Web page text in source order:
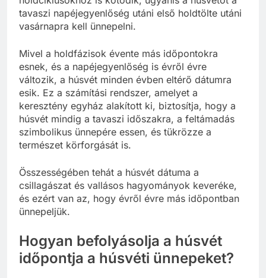
tavaszi napéjegyenlőség utáni első holdtölte utáni
vasárnapra kell ünnepelni.
Mivel a holdfázisok évente más időpontokra
esnek, és a napéjegyenlőség is évről évre
változik, a húsvét minden évben eltérő dátumra
esik. Ez a számítási rendszer, amelyet a
keresztény egyház alakított ki, biztosítja, hogy a
húsvét mindig a tavaszi időszakra, a feltámadás
szimbolikus ünnepére essen, és tükrözze a
természet körforgását is.
Összességében tehát a húsvét dátuma a
csillagászat és vallásos hagyományok keveréke,
és ezért van az, hogy évről évre más időpontban
ünnepeljük.
Hogyan befolyásolja a húsvét
időpontja a húsvéti ünnepeket?